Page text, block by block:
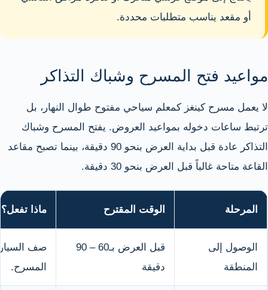
أو مقعد يناسب متطلبات محددة.
مواعيد فتح المسرح وشباك التذاكر
لا يعمل مسرح كينغز كمعلم سياحي مفتوح طوال النهار، بل
ترتبط ساعات دخوله بمواعيد العروض. يفتح المسرح وشباك
التذاكر عادة قبل بداية العرض بنحو 90 دقيقة، بينما تصبح مقاعد
القاعة متاحة غالباً قبل العرض بنحو 30 دقيقة.
المرحلة الوقت المقترح ماذا تفعل؟
الوصول إلى
المنطقة
قبل العرض بـ60 – 90
دقيقة
صف
المسرح.